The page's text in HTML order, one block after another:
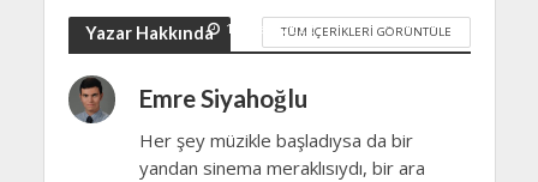
12 Mart 2022
Yazar Hakkında TÜM İÇERIKLERI GÖRÜNTÜLE
Emre Siyahoğlu
Her şey müzikle başladıysa da bir
yandan sinema meraklısıydı, bir ara